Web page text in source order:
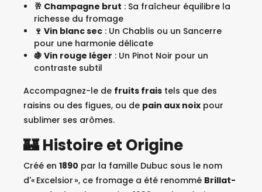
🥂 Champagne brut : Sa fraîcheur équilibre la
richesse du fromage
🍷 Vin blanc sec: Un Chablis ou un Sancerre
pour une harmonie délicate
🍇 Vin rouge léger : Un Pinot Noir pour un
contraste subtil
Accompagnez-le de fruits frais tels que des
raisins ou des figues, ou de pain aux noix pour
sublimer ses arômes.
🏰 Histoire et Origine
Créé en 1890 par la famille Dubuc sous le nom
d'« Excelsior », ce fromage a été renommé Brillat-